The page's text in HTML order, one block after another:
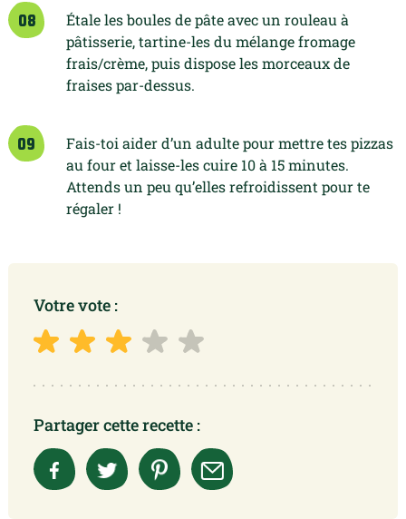
08
Étale les boules de pâte avec un rouleau à
pâtisserie, tartine-les du mélange fromage
frais/crème, puis dispose les morceaux de
fraises par-dessus.
09
Fais-toi aider d’un adulte pour mettre tes pizzas
au four et laisse-les cuire 10 à 15 minutes.
Attends un peu qu’elles refroidissent pour te
régaler !
Votre vote :
Partager cette recette :